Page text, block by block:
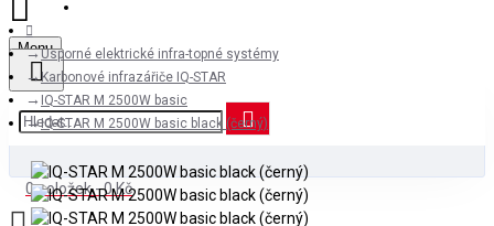
Menu
0 položek - 0 Kč
Úsporné elektrické infra-topné systémy
Karbonové infrazářiče IQ-STAR
IQ-STAR M 2500W basic
IQ-STAR M 2500W basic black (černý)